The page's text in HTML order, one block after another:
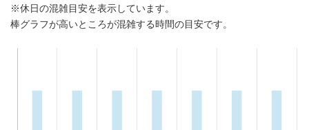
※休日の混雑目安を表示しています。
棒グラフが高いところが混雑する時間の目安です。